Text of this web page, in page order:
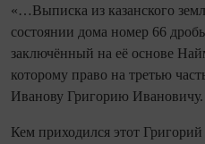
«…Выписка из казанского
состоянии дома номер 66
заключённый на её основе
которому право на третью
Иванову Григорию Ивановичу.
Кем приходился этот